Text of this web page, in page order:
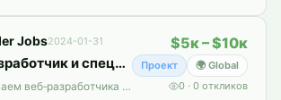
Jobs2024-01-31
Веб‑разработчик и специалист по ребрендингу: перезапуск сайта и платформа найма
Разыскиваем веб‑разработчика и специалиста по ребрендингу для срочного перезапуска сайта и запуска платформы найма.
$5к – $10к
Проект
🌍 Global
0 · 0 откликов